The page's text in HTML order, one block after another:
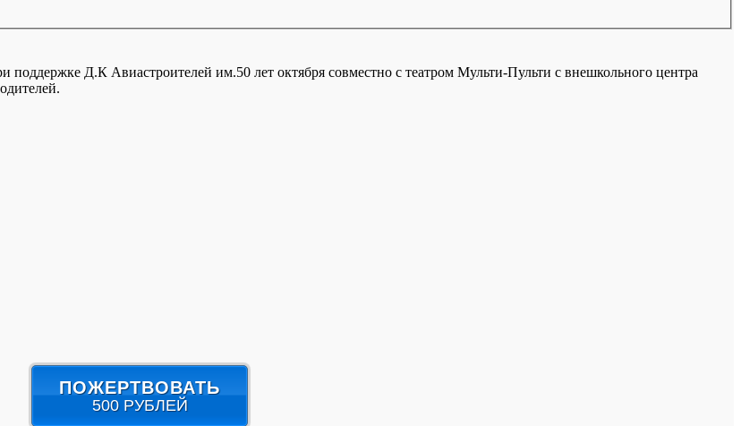
Д.К Авиастроителей им.50 лет октября совместно с театром Мульти-Пульти с внешкольного центра
ПОЖЕРТВОВАТЬ
500 РУБЛЕЙ